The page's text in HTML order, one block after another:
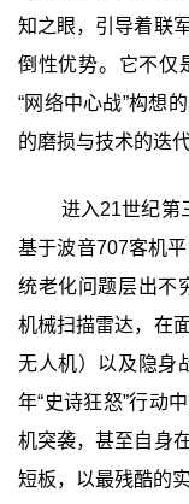
知之眼，引导着联
倒性优势。它不仅
“网络中心战”构想
的磨损与技术的迭代
进入21世纪第
基于波音707客机
统老化问题层出不
机械扫描雷达，在
无人机）以及隐身
年“史诗狂怒”行动
机突袭，甚至自身
短板，以最残酷的